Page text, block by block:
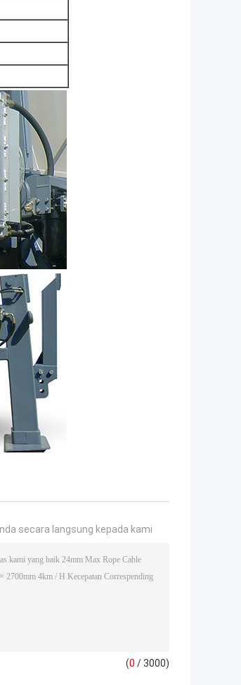
secara langsung kepada kami
(0 / 3000)